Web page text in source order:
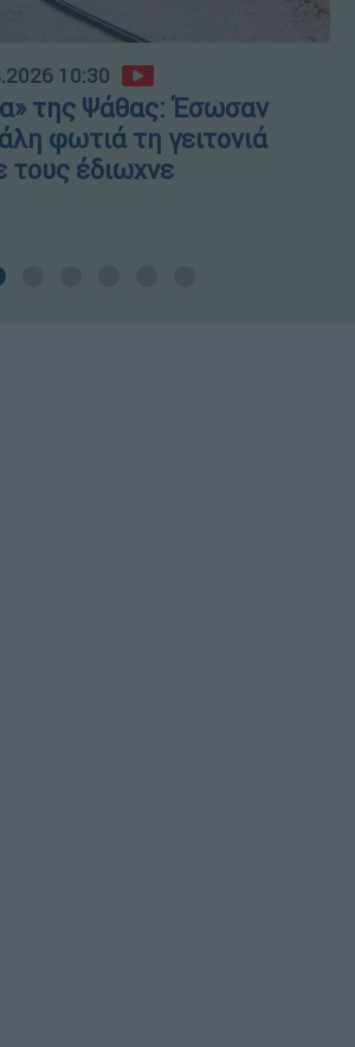
10:30
της Ψάθας: Έσωσαν
φωτιά τη γειτονιά
τους έδιωχνε